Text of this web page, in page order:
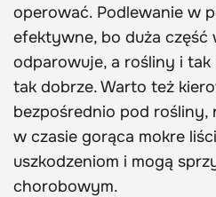
operować. Podlewanie w
efektywne, bo duża część
odparowuje, a rośliny i
tak dobrze. Warto też
bezpośrednio pod rośliny,
w czasie gorąca mokre
uszkodzeniom i mogą
chorobowym.